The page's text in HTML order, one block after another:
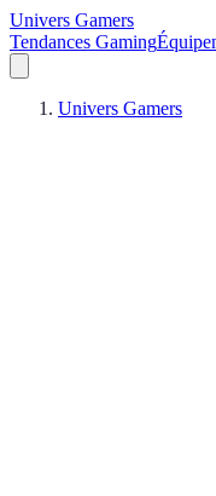
Univers Gamers
Tendances Gaming
Univers Gamers